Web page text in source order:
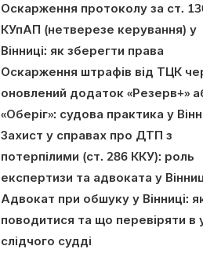
Оскарження протоколу за ст.
КУпАП (нетверезе керування) у
Вінниці: як зберегти права
Оскарження штрафів від ТЦК
оновлений додаток «Резерв+»
«Оберіг»: судова практика у
Захист у справах про ДТП з
потерпілими (ст. 286 ККУ): роль
експертизи та адвоката у
Адвокат при обшуку у Вінниці:
поводитися та що перевіряти в
слідчого судді